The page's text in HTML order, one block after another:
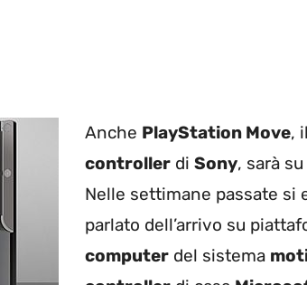
Anche PlayStation Move, il
controllerdi Sony, sarà su
Nelle settimane passate si
parlato dell’arrivo su
computerdel sistema